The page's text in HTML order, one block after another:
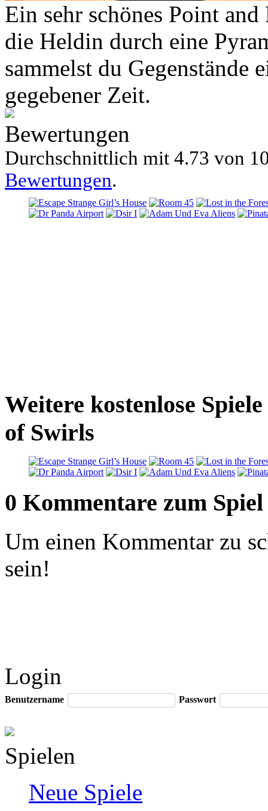
Ein sehr schönes Point
die Heldin durch eine
sammelst du Gegenstände
gegebener Zeit.
Bewertungen
Durchschnittlich mit 4.73 von
Bewertungen.
Weitere kostenlose
of Swirls
0 Kommentare zum Spiel
Um einen Kommentar zu
sein!
Login
Benutzername Passwort
Spielen
Neue Spiele